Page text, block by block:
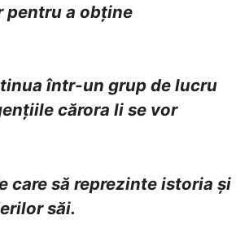
pentru a obține
într-un grup de lucru
cărora li se vor
care să reprezinte istoria și
săi.